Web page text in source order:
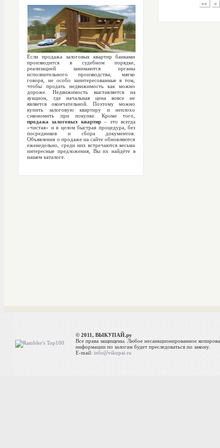
Если продажа залоговых квартир банками
производится в судебном порядке,
реализацией занимаются органы
исполнительного производства, мягко
говоря, не особо заинтересованные в том,
чтобы продать недвижимость как можно
дороже. Недвижимость выставляется на
аукцион, где начальная цена вовсе не
является окончательной. Поэтому можно
купить залоговую квартиру и неплохо
сэкономить при покупке. Кроме того,
продажа залоговых квартир – это всегда
«чистая» и в целом быстрая процедура, без
посредников и сбора документов.
Объявления о продаже на сайте обновляются
еженедельно, среди них встречаются весьма
интересные предложения, Вы их найдёте в
нашем каталоге.
«« «
© 2011, ВЫКУПАЙ.ру
Все права защищены. Любое несанкционированное
информации по залогам будет преследоваться по закону.
E-mail:info@vikupai.ru